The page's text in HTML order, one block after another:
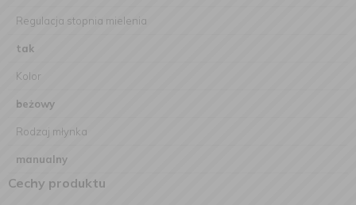
Regulacja stopnia mielenia
tak
Kolor
beżowy
Rodzaj młynka
manualny
Cechy produktu